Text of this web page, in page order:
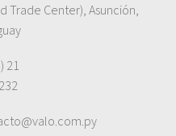
Trade Center), Asunción,
21